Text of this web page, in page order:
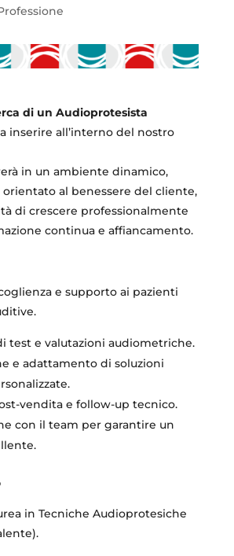
di un Audioprotesista
inserire all’interno del nostro
in un ambiente dinamico,
orientato al benessere del cliente,
di crescere professionalmente
continua e affiancamento.
e supporto ai pazienti
test e valutazioni audiometriche.
e adattamento di soluzioni
vendita e follow‑up tecnico.
con il team per garantire un
Audioprotesiche